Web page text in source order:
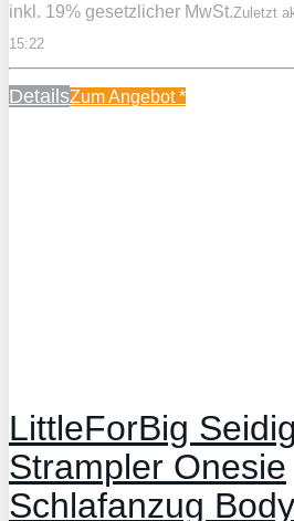
inkl. 19% gesetzlicher MwSt.Zuletzt
15:22
DetailsZum Angebot*
LittleForBig
Strampler Onesie
Schlafanzug